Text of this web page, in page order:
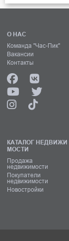
О НАС
Команда "Час-Пик"
Вакансии
Контакты
КАТАЛОГ НЕДВИЖИ
МОСТИ
Продажа
недвижимости
Покупатели
недвижимости
Новостройки